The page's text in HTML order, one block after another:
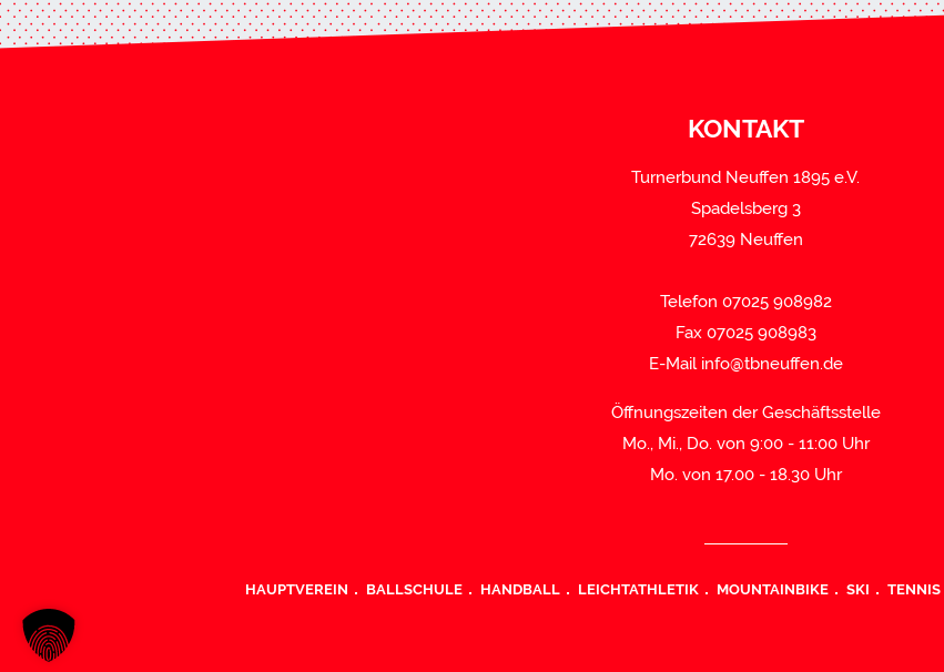
KONTAKT
Turnerbund Neuffen 1895 e.V.
Spadelsberg 3
72639 Neuffen
Telefon 07025 908982
Fax 07025 908983
E-Mail info@tbneuffen.de
Öffnungszeiten der Geschäftsstelle
Mo., Mi., Do. von 9:00 - 11:00 Uhr
Mo. von 17.00 - 18.30 Uhr
HAUPTVEREIN BALLSCHULE HANDBALL LEICHTATHLETIK MOUNTAINBIKE SKI TENNIS